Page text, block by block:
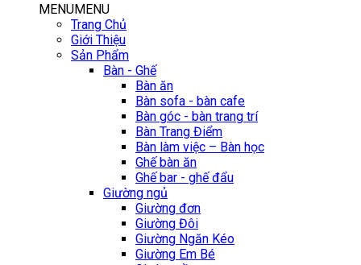
MENUMENU
Trang Chủ
Giới Thiệu
Sản Phẩm
Bàn - Ghế
Bàn ăn
Bàn sofa - bàn cafe
Bàn góc - bàn trang trí
Bàn Trang Điểm
Bàn làm việc – Bàn học
Ghế bàn ăn
Ghế bar - ghế đẩu
Giường ngủ
Giường đơn
Giường Đôi
Giường Ngăn Kéo
Giường Em Bé